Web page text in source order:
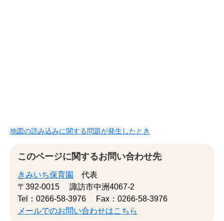
地図の読み込みに関する問題が発生したとき
このページに関するお問い合わせ先
きみいち保育園
代表
〒392-0015
諏訪市中洲4067-2
Tel：0266-58-3976
Fax：0266-58-3976
メールでのお問い合わせはこちら